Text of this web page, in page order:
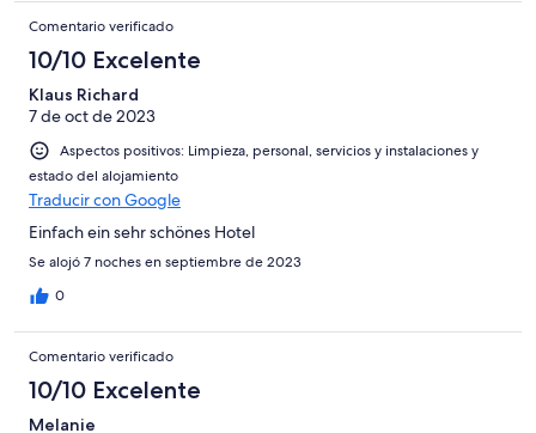
Comentario verificado
10/10 Excelente
Klaus Richard
7 de oct de 2023
Aspectos positivos: Limpieza, personal, servicios y instalaciones y
estado del alojamiento
Traducir con Google
Einfach ein sehr schönes Hotel
Se alojó 7 noches en septiembre de 2023
0
Comentario verificado
10/10 Excelente
Melanie